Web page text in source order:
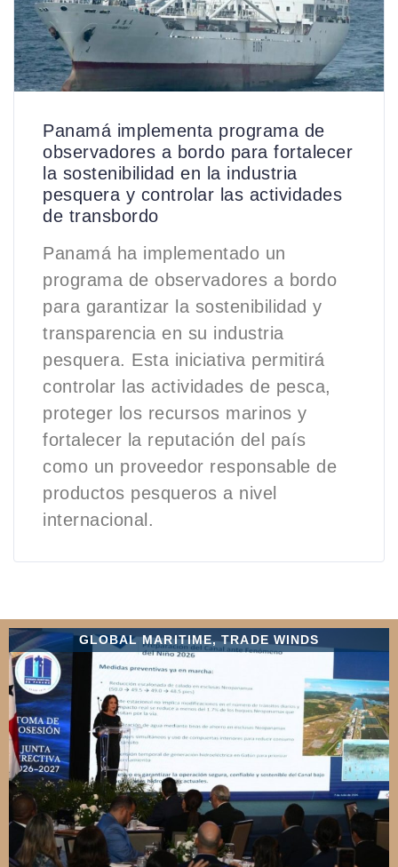
Panamá implementa programa de
observadores a bordo para fortalecer
la sostenibilidad en la industria
pesquera y controlar las actividades
de transbordo
Panamá ha implementado un
programa de observadores a bordo
para garantizar la sostenibilidad y
transparencia en su industria
pesquera. Esta iniciativa permitirá
controlar las actividades de pesca,
proteger los recursos marinos y
fortalecer la reputación del país
como un proveedor responsable de
productos pesqueros a nivel
internacional.
GLOBAL MARITIME,TRADE WINDS